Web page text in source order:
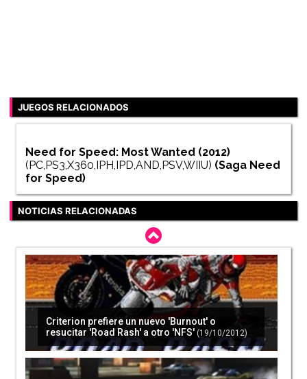
JUEGOS RELACIONADOS
Need for Speed: Most Wanted (2012)
(PC,PS3,X360,IPH,IPD,AND,PSV,WIIU) (Saga Need
for Speed)
NOTICIAS RELACIONADAS
Criterion prefiere un nuevo 'Burnout' o
resucitar 'Road Rash' a otro 'NFS' (19/10/2012)